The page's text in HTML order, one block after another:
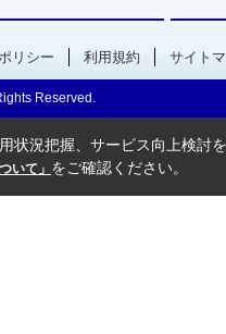
リシー 利用規約 サイト
Reserved.
状況把握、サービス向上検討
いて」 をご確認ください。